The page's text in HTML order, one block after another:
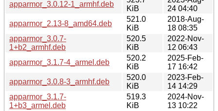
apparmor_3.0.12-1_armhf.deb
KiB
24 04:40
apparmor_2.13-8_amd64.deb
521.0
KiB
2018-Aug-
18 08:35
apparmor_3.0.7-
1+b2_armhf.deb
520.5
KiB
2022-Nov-
12 06:43
apparmor_3.1.7-4_armel.deb
520.2
KiB
2025-Feb-
17 16:42
apparmor_3.0.8-3_armhf.deb
520.0
KiB
2023-Feb-
14 14:29
apparmor_3.1.7-
1+b3_armel.deb
519.3
KiB
2024-Nov-
13 10:22